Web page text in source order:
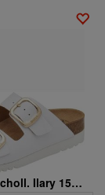
Sandaler Scholl. Ilary 15147617 1